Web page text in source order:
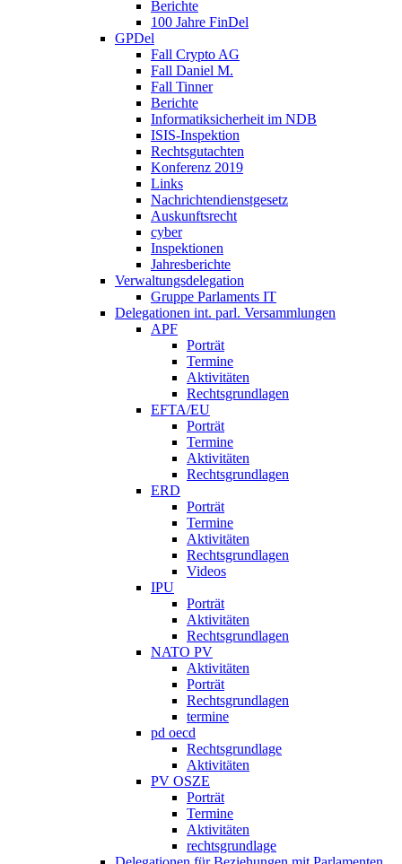
Berichte
100 Jahre FinDel
GPDel
Fall Crypto AG
Fall Daniel M.
Fall Tinner
Berichte
Informatiksicherheit ­im NDB
ISIS-Inspektion
Rechtsgutachten
Konferenz 2019
Links
Nachrichtendienstgesetz
Auskunftsrecht
cyber
Inspektionen
Jahresberichte
Verwaltungsdelegation
Gruppe Parlaments IT
Delegationen int. parl. Versammlungen
APF
Porträt
Termine
Aktivitäten
Rechtsgrundlagen
EFTA/EU
Porträt
Termine
Aktivitäten
Rechtsgrundlagen
ERD
Porträt
Termine
Aktivitäten
Rechtsgrundlagen
Videos
IPU
Porträt
Aktivitäten
Rechtsgrundlagen
NATO PV
Aktivitäten
Porträt
Rechtsgrundlagen
termine
pd oecd
Rechtsgrundlage
Aktivitäten
PV OSZE
Porträt
Termine
Aktivitäten
rechtsgrundlage